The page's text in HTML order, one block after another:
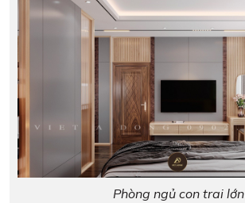
Phòng ngủ con trai lớn